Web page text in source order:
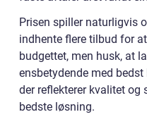
Prisen spiller naturligvis
indhente flere tilbud for
budgettet, men husk, at
ensbetydende med
der reflekterer kvalitet og
bedste løsning.